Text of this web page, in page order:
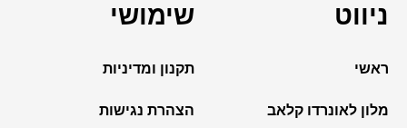
ניווט
ראשי
מלון לאונרדו קלאב
שימושי
תקנון ומדיניות
הצהרת נגישות